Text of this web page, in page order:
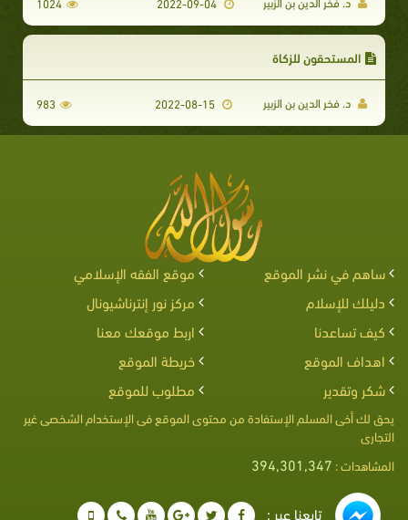
المستحقون للزكاة
د. فخر الدين بن الزبير 983
ساهم في نشر الموقع
موقع الفقه الإسلامي
دليلك للإسلام
مركز نور إنترناشيونال
كيف تساعدنا
اربط موقعك معنا
اهداف الموقع
خريطة الموقع
شكر وتقدير
مطلوب للموقع
يحق لك أخى المسلم الإستفادة من محتوى الموقع فى الإستخدام الشخصى غير
التجارى
المشاهدات : 394,301,347
تابعنا عبر :